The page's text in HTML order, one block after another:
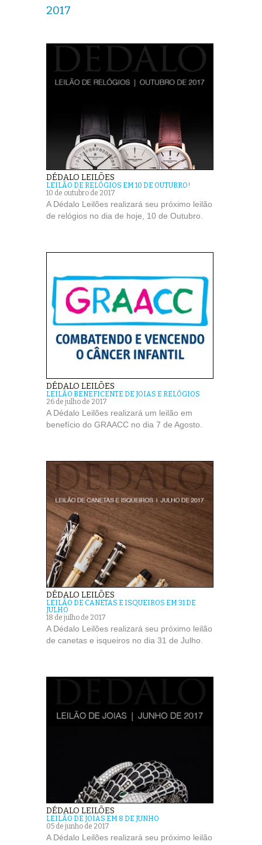
2017
DÉDALO LEILÕES
LEILÃO DE RELÓGIOS EM 10 DE OUTUBRO!
10 de outubro de 2017
A Dédalo Leilões realizará seu próximo leilão
de relógios no dia de hoje, 10 de Outubro.
DÉDALO LEILÕES
LEILÃO BENEFICENTE DE JOIAS E RELÓGIOS
26 de julho de 2017
A Dédalo Leilões realizará um leilão em
benefício do GRAACC no dia 7 de Agosto.
DÉDALO LEILÕES
LEILÃO DE CANETAS E ISQUEIROS EM 31 DE
JULHO
18 de julho de 2017
A Dédalo Leilões realizará seu próximo leilão
de canetas e isqueiros no dia 31 de Julho.
DÉDALO LEILÕES
LEILÃO DE JOIAS EM 8 DE JUNHO
05 de junho de 2017
A Dédalo Leilões realizará seu próximo leilão